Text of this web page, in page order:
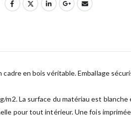
en bois véritable. Emballage
m2. La surface du matériau est
pour tout intérieur. Une fois